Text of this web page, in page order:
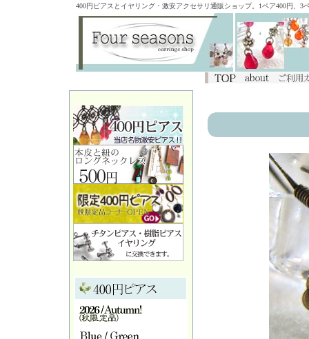
400円ピアスとイヤリング・激安アクセサリ通販ショップ。1ペア400円、